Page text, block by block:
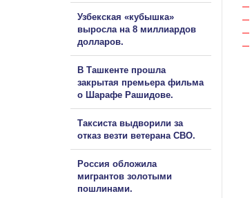
Узбекская «кубышка»
выросла на 8 миллиардов
долларов.
В Ташкенте прошла
закрытая премьера фильма
о Шарафе Рашидове.
Таксиста выдворили за
отказ везти ветерана СВО.
Россия обложила
мигрантов золотыми
пошлинами.